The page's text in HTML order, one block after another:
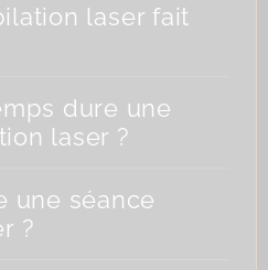
laser fait
dure une
laser ?
une séance
?